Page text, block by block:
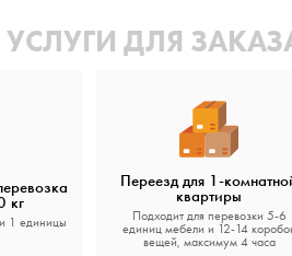
УСЛУГИ ДЛЯ
кг
1 единицы
Переезд для 1-
квартиры
Подходит для перевозки 5-6
единиц мебели и 12-14
вещей, максимум 4 часа